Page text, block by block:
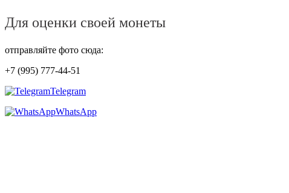
Для оценки своей монеты
отправляйте фото сюда:
+7 (995) 777-44-51
Telegram
WhatsApp